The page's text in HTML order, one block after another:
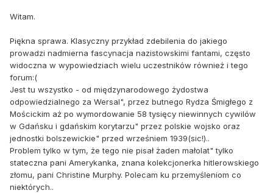
Witam.
Piękna sprawa. Klasyczny przykład zdebilenia do jakiego
prowadzi nadmierna fascynacja nazistowskimi fantami, często
widoczna w wypowiedziach wielu uczestników również i tego
forum:(
Jest tu wszystko - od międzynarodowego żydostwa
odpowiedzialnego za Wersal", przez butnego Rydza Śmigłego z
Mościckim aż po wymordowanie 58 tysięcy niewinnych cywilów
w Gdańsku i gdańskim korytarzu" przez polskie wojsko oraz
jednostki bolszewickie" przed wrześniem 1939(sic!)..
Problem tylko w tym, że tego nie pisał żaden małolat" tylko
stateczna pani Amerykanka, znana kolekcjonerka hitlerowskiego
złomu, pani Christine Murphy. Polecam ku przemyśleniom co
niektórych..